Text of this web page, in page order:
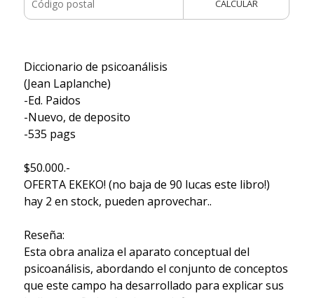
CALCULAR
Diccionario de psicoanálisis
(Jean Laplanche)
-Ed. Paidos
-Nuevo, de deposito
-535 pags
$50.000.-
OFERTA EKEKO! (no baja de 90 lucas este libro!)
hay 2 en stock, pueden aprovechar..
Reseña:
Esta obra analiza el aparato conceptual del
psicoanálisis, abordando el conjunto de conceptos
que este campo ha desarrollado para explicar sus